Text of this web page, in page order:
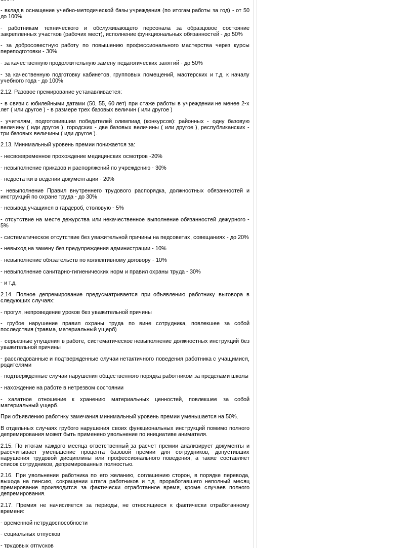
- вклад в оснащение учебно-методической базы учреждения (по итогам работы за год) - от 50
до 100%
- работникам технического и обслуживающего персонала за образцовое состояние
закрепленных участков (рабочих мест), исполнение функциональных обязанностей - до 50%
- за добросовестную работу по повышению профессионального мастерства через курсы
переподготовки - 30%
- за качественную продолжительную замену педагогических занятий - до 50%
- за качественную подготовку кабинетов, групповых помещений, мастерских и т.д. к началу
учебного года - до 100%
2.12. Разовое премирование устанавливается:
- в связи с юбилейными датами (50, 55, 60 лет) при стаже работы в учреждении не менее 2-х
лет ( или другое ) - в размере трех базовых величин ( или другое )
- учителям, подготовившим победителей олимпиад (конкурсов): районных - одну базовую
величину ( иди другое ), городских - две базовых величины ( или другое ), республиканских -
три базовых величины ( иди другое ).
2.13. Минимальный уровень премии понижается за:
- несвоевременное прохождение медицинских осмотров -20%
- невыполнение приказов и распоряжений по учреждению - 30%
- недостатки в ведении документации - 20%
- невыполнение Правил внутреннего трудового распорядка, должностных обязанностей и
инструкций по охране труда - до 30%
- невывод учащихся в гардероб, столовую - 5%
- отсутствие на месте дежурства или некачественное выполнение обязанностей дежурного -
5%
- систематическое отсутствие без уважительной причины на педсоветах, совещаниях - до 20%
- невыход на замену без предупреждения администрации - 10%
- невыполнение обязательств по коллективному договору - 10%
- невыполнение санитарно-гигиенических норм и правил охраны труда - 30%
- и т.д.
2.14. Полное депремирование предусматривается при объявлению работнику выговора в
следующих случаях:
- прогул, непроведение уроков без уважительной причины
- грубое нарушение правил охраны труда по вине сотрудника, повлекшее за собой
последствия (травма, материальный ущерб)
- серьезные упущения в работе, систематическое невыполнение должностных инструкций без
уважительной причины
- расследованные и подтвержденные случаи нетактичного поведения работника с учащимися,
родителями
- подтвержденные случаи нарушения общественного порядка работником за пределами школы
- нахождение на работе в нетрезвом состоянии
- халатное отношение к хранению материальных ценностей, повлекшее за собой
материальный ущерб.
При объявлению работнку замечания минимальный уровень премии уменьшается на 50%.
В отдельных случаях грубого нарушения своих функциональных инструкций помимо полного
депремирования может быть применено увольнение по инициативе анимателя.
2.15. По итогам каждого месяца ответственный за расчет премии анализирует документы и
рассчитывает уменьшение процента базовой премии для сотрудников, допустивших
нарушения трудовой дисциплины или профессионального поведения, а также составляет
список сотрудников, депремированных полностью.
2.16. При увольнении работника по его желанию, соглашению сторон, в порядке перевода,
выхода на пенсию, сокращении штата работников и т.д. проработавшего неполный месяц
премирование производится за фактически отработанное время, кроме случаев полного
депремирования.
2.17. Премия не начисляется за периоды, не относящиеся к фактически отработанному
времени:
- временной нетрудоспособности
- социальных отпусков
- трудовых отпусков